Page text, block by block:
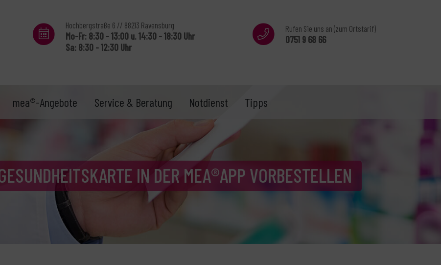
Hochbergstraße 6 // 88213 Ravensburg
Mo-Fr: 8:30 - 13:00 u. 14:30 - 18:30 Uhr
Sa: 8:30 - 12:30 Uhr
Rufen Sie uns an (zum Ortstarif)
0751 9 68 66
mea®-Angebote Service & Beratung Notdienst Tipps
IN DER MEA®APP VORBESTELLEN